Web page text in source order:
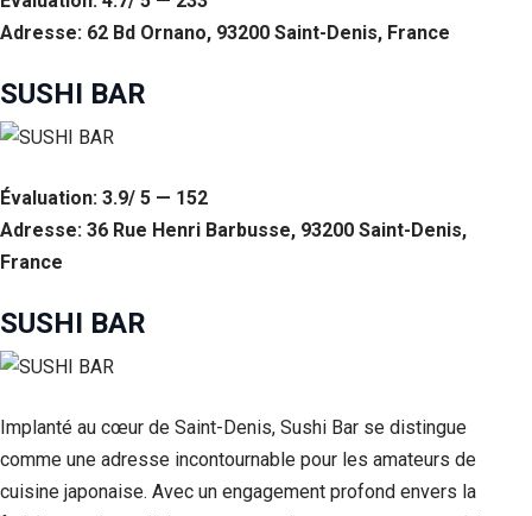
Adresse: 62 Bd Ornano, 93200 Saint-Denis, France
SUSHI BAR
Évaluation: 3.9/ 5 — 152
Adresse: 36 Rue Henri Barbusse, 93200 Saint-Denis,
France
SUSHI BAR
Implanté au cœur de Saint-Denis, Sushi Bar se distingue
comme une adresse incontournable pour les amateurs de
cuisine japonaise. Avec un engagement profond envers la